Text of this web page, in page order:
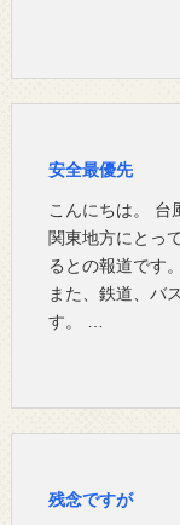
安全最優先
こんにちは。 台
関東地方にとっ
るとの報道です
また、鉄道、バ
す。 …
残念ですが